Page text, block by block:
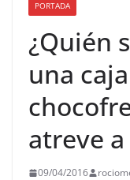
PORTADA
¿Quién
una
atreve
09/04/2016